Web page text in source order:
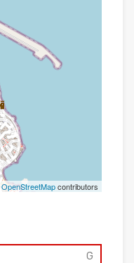
OpenStreetMapcontributors
G